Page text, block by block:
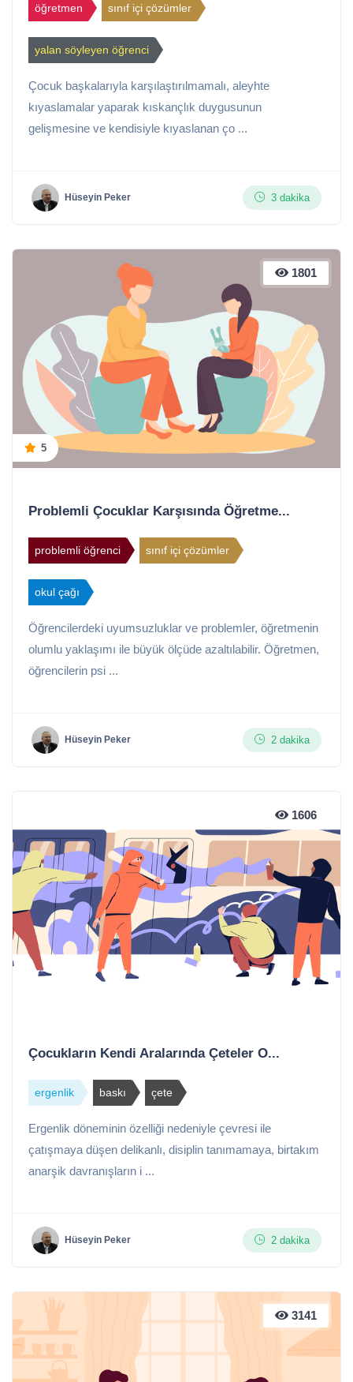
öğretmen sınıf içi çözümler
yalan söyleyen öğrenci
Çocuk başkalarıyla karşılaştırılmamalı, aleyhte
kıyaslamalar yaparak kıskançlık duygusunun
gelişmesine ve kendisiyle kıyaslanan ço ...
Hüseyin Peker 3 dakika
1801
5
Problemli Çocuklar Karşısında Öğretme...
problemli öğrenci sınıf içi çözümler
okul çağı
Öğrencilerdeki uyumsuzluklar ve problemler, öğretmenin
olumlu yaklaşımı ile büyük ölçüde azaltılabilir. Öğretmen,
öğrencilerin psi ...
Hüseyin Peker 2 dakika
1606
Çocukların Kendi Aralarında Çeteler O...
ergenlik baskı çete
Ergenlik döneminin özelliği nedeniyle çevresi ile
çatışmaya düşen delikanlı, disiplin tanımamaya, birtakım
anarşik davranışların i ...
Hüseyin Peker 2 dakika
3141